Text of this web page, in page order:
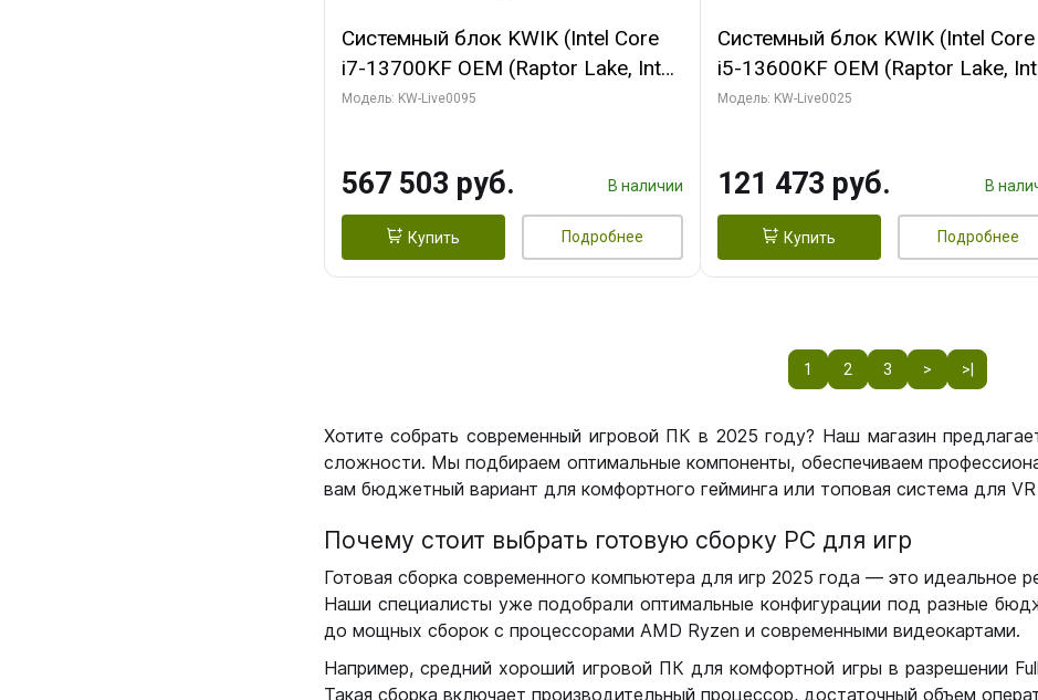
Системный блок KWIK (Intel Core
i7-13700KF OEM (Raptor Lake, Intel
7, C16 8EC/8PC/ 32 ГБ ОЗУ (2
Turbo/ 512 ГБ SSD)
Модель: KW-Live0095
567 503 руб. В наличии
Купить Подробнее
Системный блок KWIK (Intel Core
i5-13600KF OEM (Raptor Lake,
7, C14 8EC/6PC/ 32 ГБ ОЗУ (2
3xDP / 960 ГБ SSD)
Модель: KW-Live0025
121 473 руб. В
Купить Подробнее
1 2 3 > >|
Хотите собрать современный игровой ПК в 2025 году? Наш магазин
сложности. Мы подбираем оптимальные компоненты, обеспечиваем
вам бюджетный вариант для комфортного гейминга или топовая система для
Почему стоит выбрать готовую сборку РС для игр
Готовая сборка современного компьютера для игр 2025 года — это идеальное
Наши специалисты уже подобрали оптимальные конфигурации под разные
до мощных сборок с процессорами AMD Ryzen и современными видеокартами.
Например, средний хороший игровой ПК для комфортной игры в разрешении
Такая сборка включает производительный процессор, достаточный объем